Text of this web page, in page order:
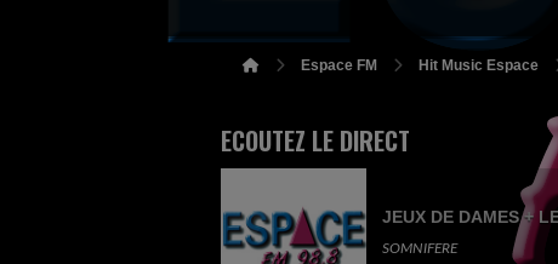
Espace FM Hit Music Espace
ECOUTEZ LE DIRECT
JEUX DE DAMES +
SOMNIFERE